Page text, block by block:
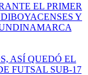
EL PRIMER
Y
ASÍ QUEDÓ EL
FUTSAL SUB-17